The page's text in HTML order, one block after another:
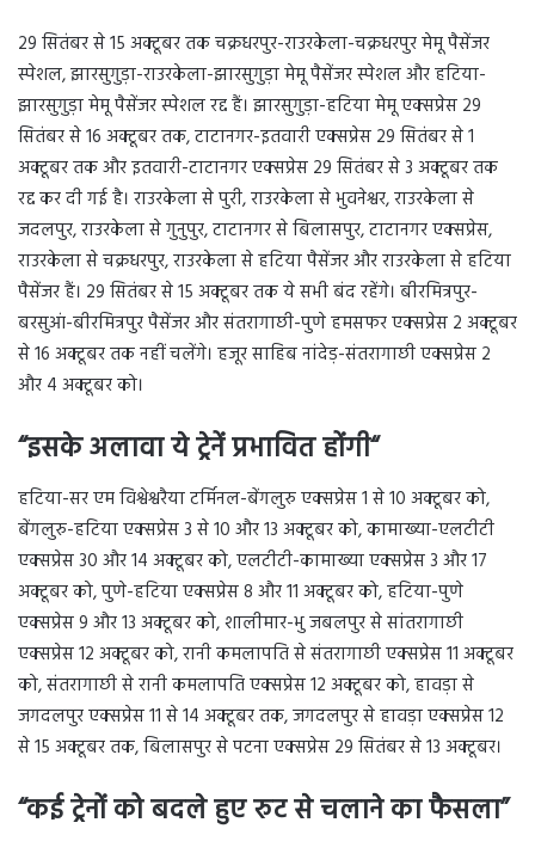
29 सितंबर से 15 अक्टूबर तक चक्रधरपुर-राउरकेला-चक्रधरपुर मेमू पैसेंजर
स्पेशल, झारसुगुड़ा-राउरकेला-झारसुगुड़ा मेमू पैसेंजर स्पेशल और हटिया-
झारसुगुड़ा मेमू पैसेंजर स्पेशल रद्द हैं। झारसुगुड़ा-हटिया मेमू एक्सप्रेस 29
सितंबर से 16 अक्टूबर तक, टाटानगर-इतवारी एक्सप्रेस 29 सितंबर से 1
अक्टूबर तक और इतवारी-टाटानगर एक्सप्रेस 29 सितंबर से 3 अक्टूबर तक
रद्द कर दी गई है। राउरकेला से पुरी, राउरकेला से भुवनेश्वर, राउरकेला से
जदलपुर, राउरकेला से गुनुपुर, टाटानगर से बिलासपुर, टाटानगर एक्सप्रेस,
राउरकेला से चक्रधरपुर, राउरकेला से हटिया पैसेंजर और राउरकेला से हटिया
पैसेंजर हैं। 29 सितंबर से 15 अक्टूबर तक ये सभी बंद रहेंगे। बीरमित्रपुर-
बरसुआं-बीरमित्रपुर पैसेंजर और संतरागाछी-पुणे हमसफर एक्सप्रेस 2 अक्टूबर
से 16 अक्टूबर तक नहीं चलेंगे। हजूर साहिब नांदेड़-संतरागाछी एक्सप्रेस 2
और 4 अक्टूबर को।
“इसके अलावा ये ट्रेनें प्रभावित होंगी“
हटिया-सर एम विश्वेश्वरैया टर्मिनल-बेंगलुरु एक्सप्रेस 1 से 10 अक्टूबर को,
बेंगलुरु-हटिया एक्सप्रेस 3 से 10 और 13 अक्टूबर को, कामाख्या-एलटीटी
एक्सप्रेस 30 और 14 अक्टूबर को, एलटीटी-कामाख्या एक्सप्रेस 3 और 17
अक्टूबर को, पुणे-हटिया एक्सप्रेस 8 और 11 अक्टूबर को, हटिया-पुणे
एक्सप्रेस 9 और 13 अक्टूबर को, शालीमार-भु जबलपुर से सांतरागाछी
एक्सप्रेस 12 अक्टूबर को, रानी कमलापति से संतरागाछी एक्सप्रेस 11 अक्टूबर
को, संतरागाछी से रानी कमलापति एक्सप्रेस 12 अक्टूबर को, हावड़ा से
जगदलपुर एक्सप्रेस 11 से 14 अक्टूबर तक, जगदलपुर से हावड़ा एक्सप्रेस 12
से 15 अक्टूबर तक, बिलासपुर से पटना एक्सप्रेस 29 सितंबर से 13 अक्टूबर।
“कई ट्रेनों को बदले हुए रुट से चलाने का फैसला”